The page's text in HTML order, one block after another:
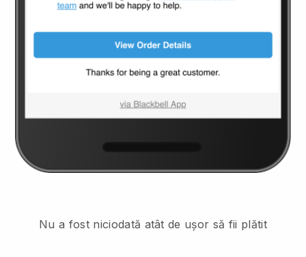
Nu a fost niciodată atât de ușor să fii plătit